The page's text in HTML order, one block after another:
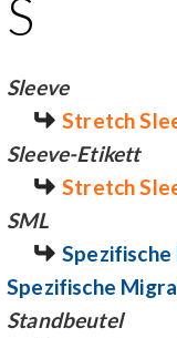
S
Sleeve
Stretch
Sleeve-Etikett
Stretch
SML
Spezifische
Standbeutel